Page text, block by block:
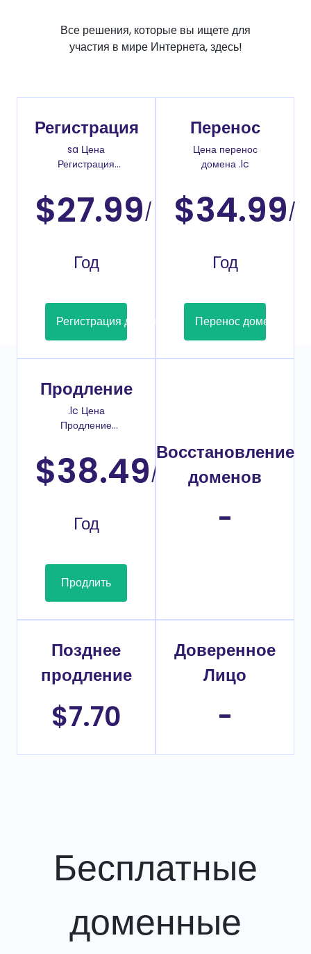
Все решения, которые вы ищете для
участия в мире Интернета, здесь!
Регистрация
sa Цена
Регистрация
$27.99/
Год
Регистрация домена
Перенос
Цена перенос
домена .lc
$34.99/
Год
Перенос домена
Продление
.lc Цена
Продление
$38.49/
Год
Продлить
Восстановление
доменов
-
Позднее
продление
$7.70
Доверенное
Лицо
-
Бесплатные
доменные